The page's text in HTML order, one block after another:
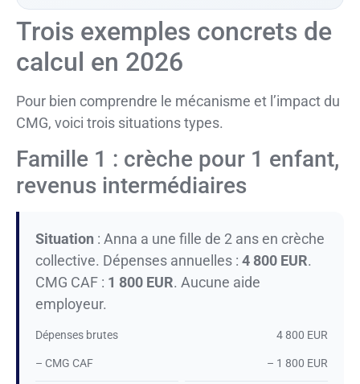
Trois exemples concrets de
calcul en 2026
Pour bien comprendre le mécanisme et l’impact du
CMG, voici trois situations types.
Famille 1 : crèche pour 1 enfant,
revenus intermédiaires
Situation : Anna a une fille de 2 ans en crèche
collective. Dépenses annuelles : 4 800 EUR.
CMG CAF : 1 800 EUR. Aucune aide
employeur.
Dépenses brutes 4 800 EUR
– CMG CAF – 1 800 EUR